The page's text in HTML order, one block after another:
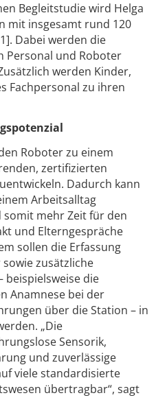
Begleitstudie wird Helga
mit insgesamt rund 120
Dabei werden die
Personal und Roboter
werden Kinder,
Fachpersonal zu ihren
Roboter zu einem
zertifizierten
Dadurch kann
Arbeitsalltag
mehr Zeit für den
und Elterngespräche
sollen die Erfassung
zusätzliche
die
Anamnese bei der
über die Station – in
„Die
Sensorik,
und zuverlässige
viele standardisierte
übertragbar“, sagt